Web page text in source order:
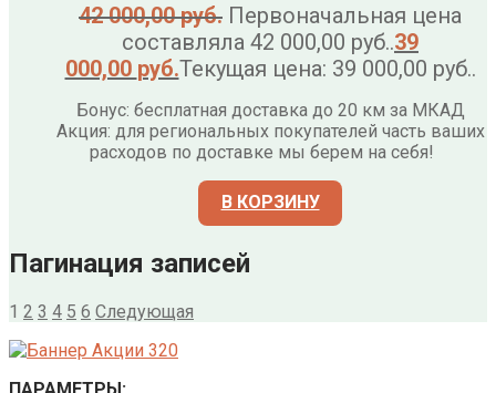
42 000,00руб. Первоначальная цена
составляла 42 000,00 руб..39
000,00 руб.Текущая цена: 39 000,00 руб..
Бонус: бесплатная доставка до 20 км за МКАД
Акция: для региональных покупателей часть ваших
расходов по доставке мы берем на себя!
В КОРЗИНУ
Пагинация записей
1 2 3 4 5 6 Следующая